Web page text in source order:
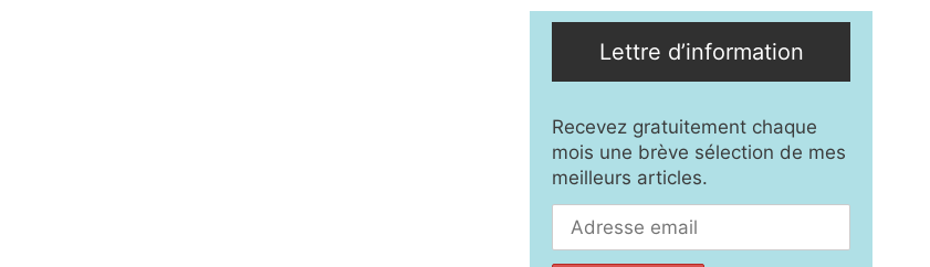
Lettre d’information
Recevez gratuitement chaque
mois une brève sélection de mes
meilleurs articles.